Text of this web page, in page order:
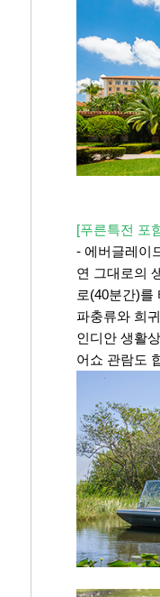
[푸른특전 포
- 에버글레이
연 그대로의
로(40분간)를
파충류와 희
인디안 생활
어쇼 관람도